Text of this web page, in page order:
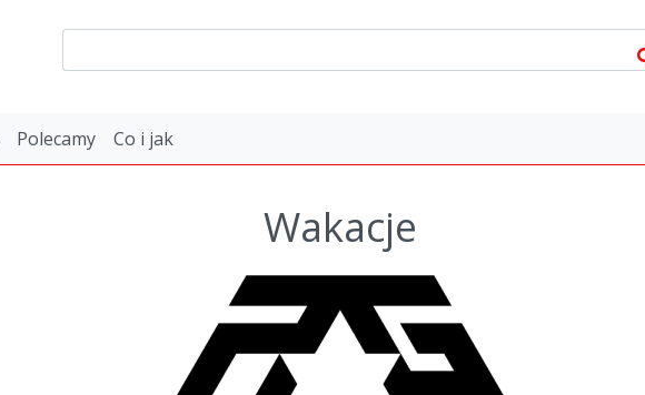
Polecamy Co i jak
Wakacje